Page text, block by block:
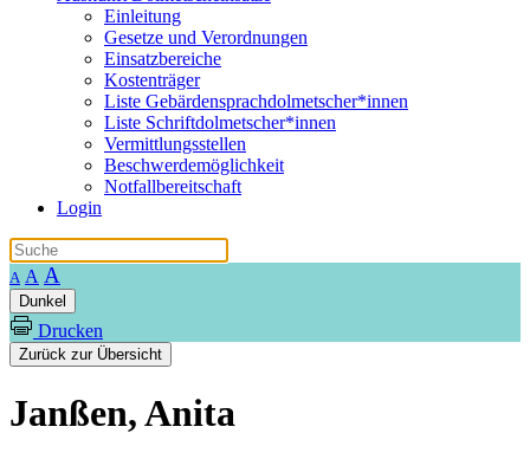
Einleitung
Gesetze und Verordnungen
Einsatzbereiche
Kostenträger
Liste Gebärdensprachdolmetscher*innen
Liste Schriftdolmetscher*innen
Vermittlungsstellen
Beschwerdemöglichkeit
Notfallbereitschaft
Login
A A A
Dunkel
Drucken
Zurück zur Übersicht
Janßen, Anita